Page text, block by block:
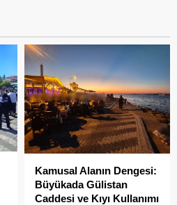
Kamusal Alanın Dengesi:
Büyükada Gülistan
Caddesi ve Kıyı Kullanımı